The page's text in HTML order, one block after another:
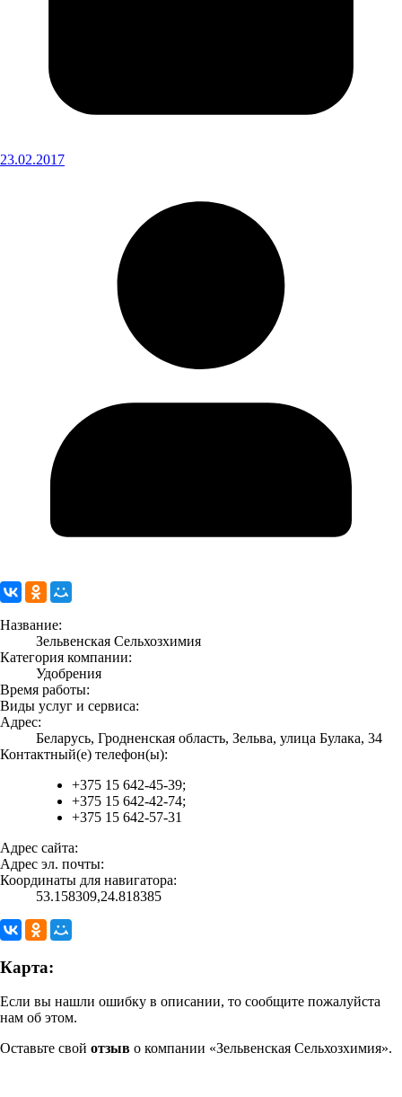
23.02.2017
Название:
Зельвенская Сельхозхимия
Категория компании:
Удобрения
Время работы:
Виды услуг и сервиса:
Адрес:
Беларусь, Гродненская область, Зельва, улица Булака, 34
Контактный(е) телефон(ы):
+375 15 642-45-39;
+375 15 642-42-74;
+375 15 642-57-31
Адрес сайта:
Адрес эл. почты:
Координаты для навигатора:
53.158309,24.818385
Карта:
Если вы нашли ошибку в описании, то сообщите пожалуйста
нам об этом.
Оставьте свой отзыв о компании «Зельвенская Сельхозхимия».